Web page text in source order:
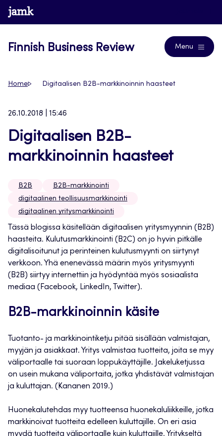
Skip
to
www.jamk.fi
Finnish Business Review Menu
Home Digitaalisen B2B-markkinoinnin haasteet
26.10.2018 | 15:46
Digitaalisen B2B-
markkinoinnin haasteet
B2B
B2B-markkinointi
digitaalinen teollisuusmarkkinointi
digitaalinen yritysmarkkinointi
Tässä blogissa käsitellään digitaalisen yritysmyynnin (B2B)
haasteita. Kulutusmarkkinointi (B2C) on jo hyvin pitkälle
digitalisoitunut ja perinteinen kulutusmyynti on siirtynyt
verkkoon. Yhä enenevässä määrin myös yritysmyynti
(B2B) siirtyy internettiin ja hyödyntää myös sosiaalista
mediaa (Facebook, LinkedIn, Twitter).
B2B-markkinoinnin käsite
Tuotanto- ja markkinointiketju pitää sisällään valmistajan,
myyjän ja asiakkaat. Yritys valmistaa tuotteita, joita se myy
väliportaalle tai suoraan loppukäyttäjille. Jakeluketjussa
on usein mukana väliportaita, jotka yhdistävät valmistajan
ja kuluttajan. (Kananen 2019.)
Huonekalutehdas myy tuotteensa huonekaluliikkeille, jotka
markkinoivat tuotteita edelleen kuluttajille. On eri asia
myydä tuotteita väliportaalle kuin kuluttajille. Yritykseltä